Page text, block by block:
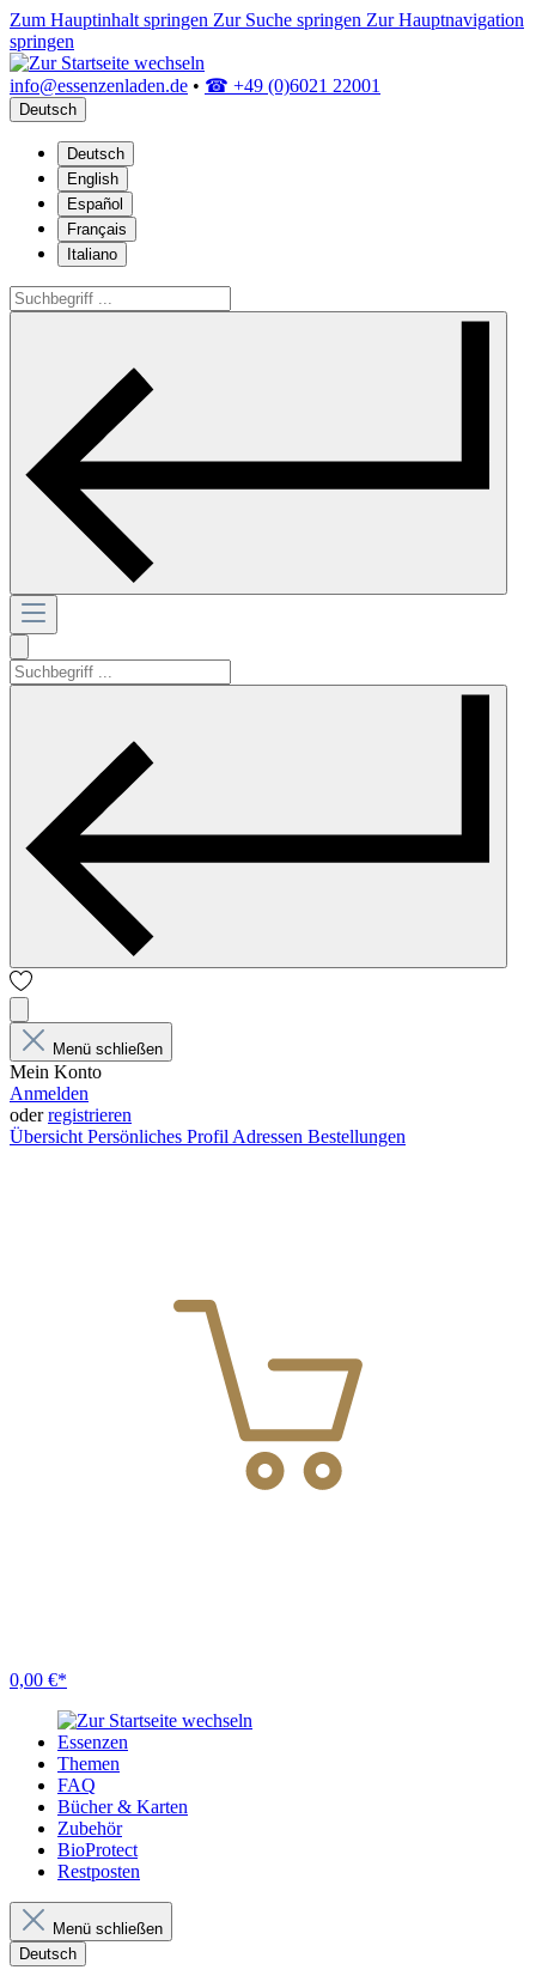
Zum Hauptinhalt springen Zur Suche springen Zur Hauptnavigation
springen
info@essenzenladen.de • ☎ +49 (0)6021 22001
Deutsch
Deutsch
English
Español
Français
Italiano
Menü schließen
Mein Konto
Anmelden
oderregistrieren
Übersicht Persönliches Profil Adressen Bestellungen
0,00 €*
Essenzen
Themen
FAQ
Bücher & Karten
Zubehör
BioProtect
Restposten
Menü schließen
Deutsch